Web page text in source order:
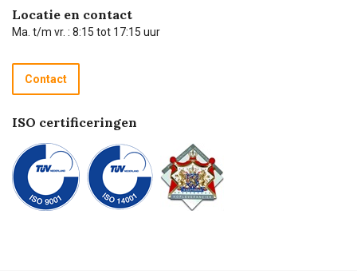
Hulp op afstand
Technische dienst
Recycle programma
Betalen
Carel de podcast
Locatie en contact
Ma. t/m vr. : 8:15 tot 17:15 uur
Contact
ISO certificeringen